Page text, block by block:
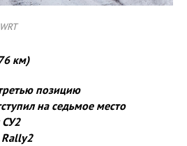
км)
позицию
на седьмое место
Rally2